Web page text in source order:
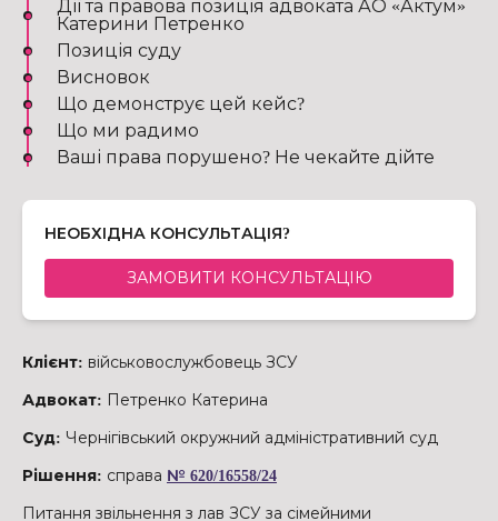
Дії та правова позиція адвоката АО «Актум»
Катерини Петренко
Позиція суду
Висновок
Що демонструє цей кейс?
Що ми радимо
Ваші права порушено? Не чекайте дійте
НЕОБХІДНА КОНСУЛЬТАЦІЯ?
ЗАМОВИТИ КОНСУЛЬТАЦІЮ
Клієнт: військовослужбовець ЗСУ
Адвокат: Петренко Катерина
Суд: Чернігівський окружний адміністративний суд
Рішення: справа № 620/16558/24
Питання звільнення з лав ЗСУ за сімейними